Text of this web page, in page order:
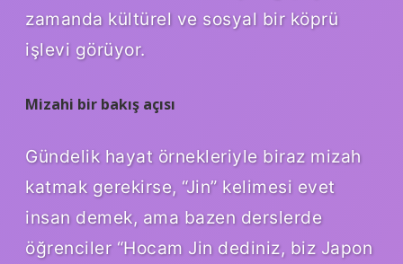
zamanda kültürel ve sosyal bir köprü
işlevi görüyor.
Mizahi bir bakış açısı
Gündelik hayat örnekleriyle biraz mizah
katmak gerekirse, “Jin” kelimesi evet
insan demek, ama bazen derslerde
öğrenciler “Hocam Jin dediniz, biz Japon